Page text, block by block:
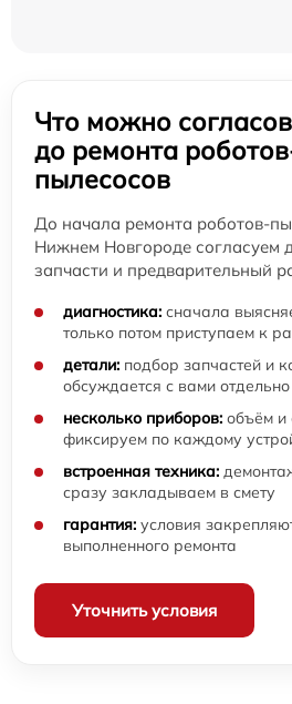
Что можно
до ремонта
пылесосов
До начала ремонта роботов-
Нижнем Новгороде согласуем
запчасти и предварительный
диагностика: сначала
только потом приступаем к
детали: подбор запчастей и
обсуждается с вами отдельно
несколько приборов: объём и
фиксируем по каждому
встроенная техника:
сразу закладываем в смету
гарантия: условия
выполненного ремонта
Уточнить условия